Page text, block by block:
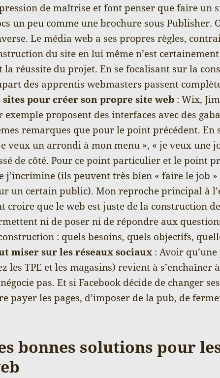
de maîtrise et font penser que faire un
un peu comme une brochure sous Publisher.
Le média web a ses propres règles,
du site en lui même n’est
la réussite du projet. En se focalisant sur la
des apprentis webmasters passent
sites pour créer son propre site web : Wix,
exemple proposent des interfaces avec des
remarques que pour le point précédent. En
veux un arrondi à mon menu », « je veux une
de côté. Pour ce point particulier et le point
j’incrimine (ils peuvent très bien « faire le job
un certain public). Mon reproche principal à
croire que le web est juste de la construction
ni de poser ni de répondre aux
: quels besoins, quels objectifs,
miser sur les réseaux sociaux: Avoir qu’une
les TPE et les magasins) revient à
pas. Et si Facebook décide de changer
payer les pages, d’imposer de la pub, de
bonnes solutions pour